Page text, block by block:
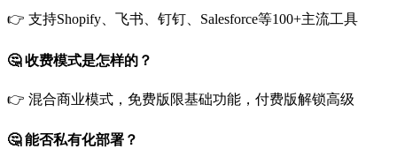
👉 支持Shopify、飞书、钉钉、Salesforce等100+主流工具
🤔 收费模式是怎样的？
👉 混合商业模式，免费版限基础功能，付费版解锁高级
🤔 能否私有化部署？